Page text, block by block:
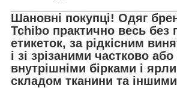
Шановні покупці! Одяг
Tchibo практично весь без
етикеток, за рідкісним
і зі зрізаними частково
внутрішніми бірками і
складом тканини та